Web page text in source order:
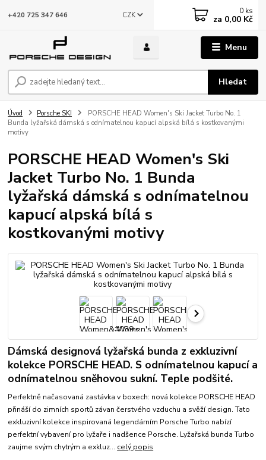
Menu
CZK
Hledat
+420 725 347 646 0 ks
za 0,00 Kč
Úvod Porsche SKI
PORSCHE HEAD Women's Ski Jacket Turbo No. 1
Bunda lyžařská dámská s odnímatelnou kapucí alpská bílá s kostkovanými
motivy
PORSCHE HEAD Women's Ski
Jacket Turbo No. 1 Bunda
lyžařská dámská s odnímatelnou
kapucí alpská bílá s
kostkovanými motivy
Dámská designová lyžařská bunda z exkluzivní
kolekce PORSCHE HEAD. S odnímatelnou kapucí a
odnímatelnou sněhovou sukní. Teple podšité.
Perfektně načasovaná zastávka v boxech: nová kolekce PORSCHE HEAD
přináší do zimních sportů závan čerstvého vzduchu a svěží design. Tato
exkluzivní kolekce inspirovaná legendárním Porsche Turbo nabízí
perfektní vybavení pro lyžaře i nadšence Porsche. Lyžařská bunda Turbo
zaujme svým chytrým a exkluz... celý popis